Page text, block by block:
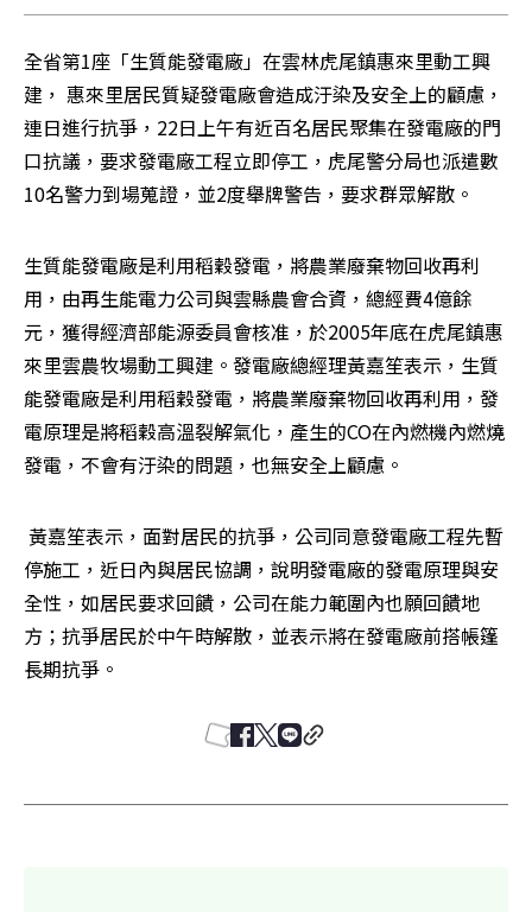
全省第1座「生質能發電廠」在雲林虎尾鎮惠來里動工興
建， 惠來里居民質疑發電廠會造成汙染及安全上的顧慮，
連日進行抗爭，22日上午有近百名居民聚集在發電廠的門
口抗議，要求發電廠工程立即停工，虎尾警分局也派遣數
10名警力到場蒐證，並2度舉牌警告，要求群眾解散。
生質能發電廠是利用稻穀發電，將農業廢棄物回收再利
用，由再生能電力公司與雲縣農會合資，總經費4億餘
元，獲得經濟部能源委員會核准，於2005年底在虎尾鎮惠
來里雲農牧場動工興建。發電廠總經理黃嘉笙表示，生質
能發電廠是利用稻穀發電，將農業廢棄物回收再利用，發
電原理是將稻穀高溫裂解氣化，產生的CO在內燃機內燃燒
發電，不會有汙染的問題，也無安全上顧慮。
黃嘉笙表示，面對居民的抗爭，公司同意發電廠工程先暫
停施工，近日內與居民協調，說明發電廠的發電原理與安
全性，如居民要求回饋，公司在能力範圍內也願回饋地
方；抗爭居民於中午時解散，並表示將在發電廠前搭帳篷
長期抗爭。